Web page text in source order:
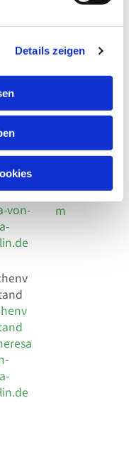
Details zeigen
64 28
54
von-
Links
Datensch
utz
Social
Impressu
m